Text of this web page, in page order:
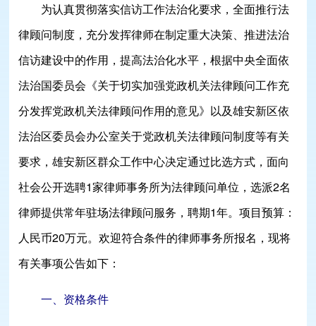
为认真贯彻落实信访工作法治化要求，全面推行法
律顾问制度，充分发挥律师在制定重大决策、推进法治
信访建设中的作用，提高法治化水平，根据中央全面依
法治国委员会《关于切实加强党政机关法律顾问工作充
分发挥党政机关法律顾问作用的意见》以及雄安新区依
法治区委员会办公室关于党政机关法律顾问制度等有关
要求，雄安新区群众工作中心决定通过比选方式，面向
社会公开选聘1家律师事务所为法律顾问单位，选派2名
律师提供常年驻场法律顾问服务，聘期1年。项目预算：
人民币20万元。欢迎符合条件的律师事务所报名，现将
有关事项公告如下：
一、资格条件